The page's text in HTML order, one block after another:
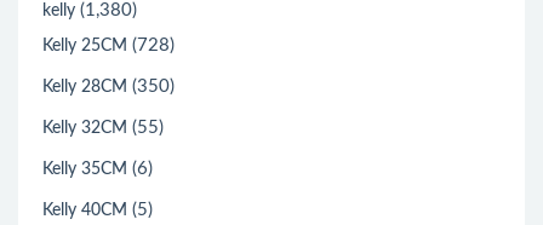
kelly (1,380)
Kelly 25CM (728)
Kelly 28CM (350)
Kelly 32CM (55)
Kelly 35CM (6)
Kelly 40CM (5)